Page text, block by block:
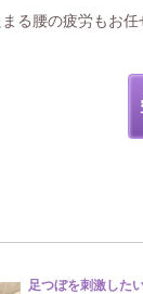
まる腰の疲労もお任
足つぼを刺激した